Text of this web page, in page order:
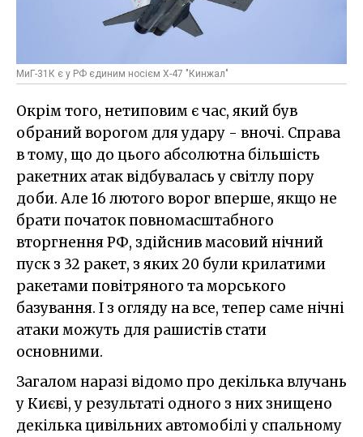
МиГ-31К є у РФ єдиним носієм Х-47 "Кинжал"
Окрім того, нетиповим є час, який був
обраний ворогом для удару - вночі. Справа
в тому, що до цього абсолютна більшість
ракетних атак відбувалась у світлу пору
доби. Але 16 лютого ворог вперше, якщо не
брати початок повномасштабного
вторгнення РФ, здійснив масовий нічний
пуск з 32 ракет, з яких 20 були крилатими
ракетами повітряного та морського
базування. І з огляду на все, тепер саме нічні
атаки можуть для рашистів стати
основними.
Загалом наразі відомо про декілька влучань
у Києві, у результаті одного з них знищено
декілька цивільних автомобілі у спальному